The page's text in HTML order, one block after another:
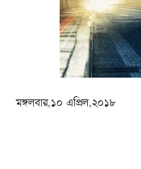
মঙ্গলবার,১০ এপ্রিল,২০১৮